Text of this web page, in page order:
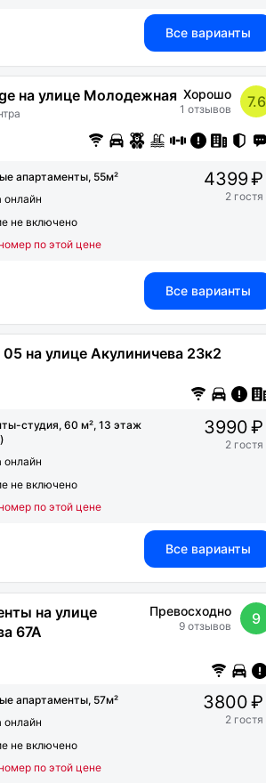
Все варианты
на улице Молодежная Хорошо
1 отзывов 7.6
апартаменты, 55м²
онлайн
не включено
по этой цене
4399 ₽
2 гостя
Все варианты
на улице Акулиничева 23к2
студия, 60 м², 13 этаж
онлайн
не включено
по этой цене
3990 ₽
2 гостя
Все варианты
на улице
67А
Превосходно
9 отзывов 9
апартаменты, 57м²
онлайн
не включено
по этой цене
3800 ₽
2 гостя